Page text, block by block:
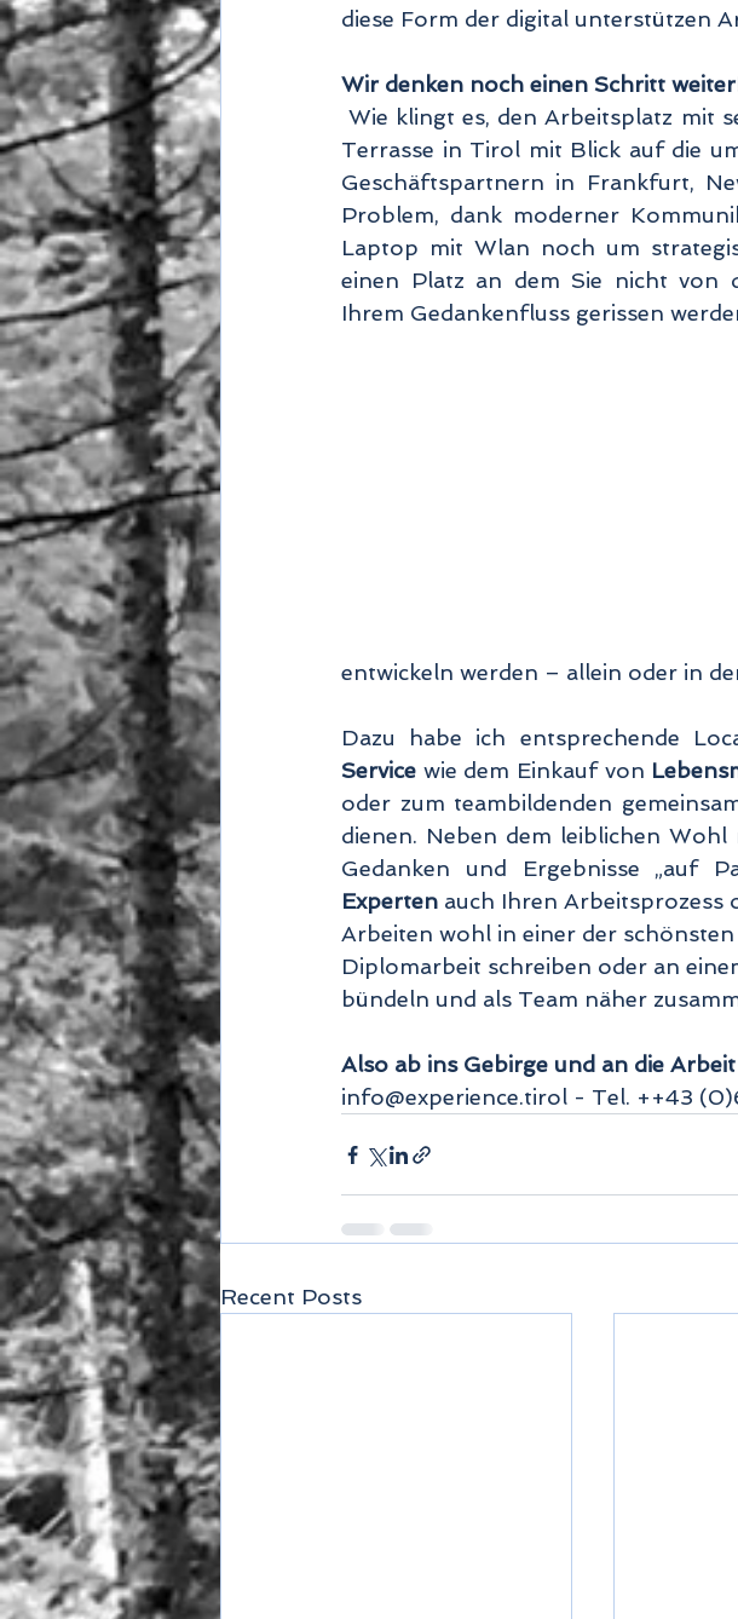
diese Form der digital unterstützen
Wir denken noch einen Schritt
Wie klingt es, den Arbeitsplatz mit seinem Feriendomizil zu kombinieren? Auf einer
Terrasse in Tirol mit Blick auf die
Geschäftspartnern in Frankfurt,
Problem, dank moderner
Laptop mit Wlan noch um
einen Platz an dem Sie nicht von
Ihrem Gedankenfluss gerissen
entwickeln werden – allein oder in
Dazu habe ich entsprechende
Service wie dem Einkauf von
oder zum teambildenden
dienen. Neben dem leiblichen
Experten auch Ihren Arbeitsprozess
Arbeiten wohl in einer der
Diplomarbeit schreiben oder an
bündeln und als Team näher
Also ab ins Gebirge und an die
info@experience.tirol - Tel. ++43
Recent Posts